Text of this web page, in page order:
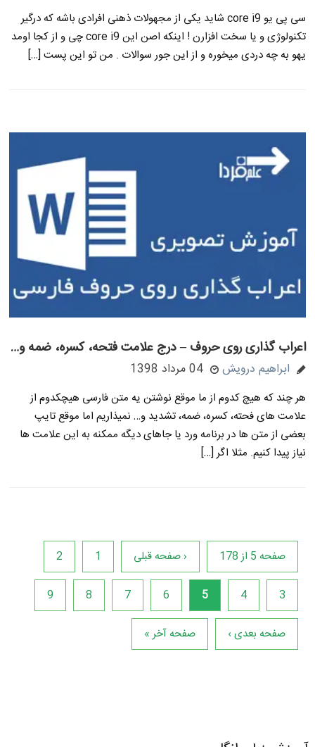
سی پی یو core i9 شاید یکی از مجهولات ذهنی افرادی باشه که درگیر
تکنولوژی و یا سخت افزارن ! اینکه اصن این core i9 چی و از کجا اومد
یهو به چه دردی میخوره و از این جور سوالات . من تو این پست […]
اعراب گذاری روی حروف – درج علامت فتحه، کسره، ضمه و…
ابراهیم درویش 04 مرداد 1398
هر چند که هیچ کدوم از ما موقع نوشتن یه متن فارسی هیچکدوم از
علامت های فحته، کسره، ضمه، تشدید و… نمیذاریم اما موقع تایپ
بعضی از متن ها در برنامه ورد یا جاهای دیگه ممکنه به این علامت ها
نیاز پیدا کنیم. مثلا اگر […]
صفحه 5 از 178 ‹ صفحه قبلی 1
2
3
4
5
6
7
8
9
صفحه بعدی › صفحه آخر »